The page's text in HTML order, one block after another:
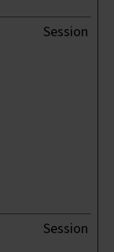
Session
Session